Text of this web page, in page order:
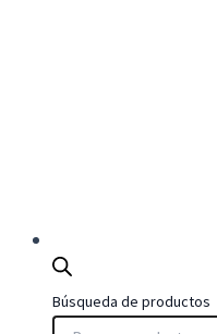
Búsqueda de productos